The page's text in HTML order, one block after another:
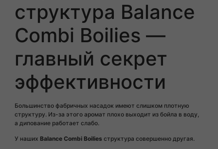
структура Balance
Combi Boilies —
главный секрет
эффективности
Большинство фабричных насадок имеют слишком плотную
структуру. Из-за этого аромат плохо выходит из бойла в воду,
а дипование работает слабо.
У наших Balance Combi Boilies структура совершенно другая.